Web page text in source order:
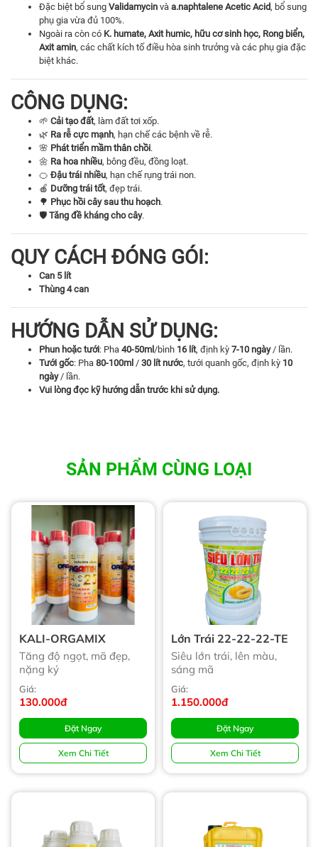
Đặc biệt bổ sung Validamycin và a.naphtalene Acetic Acid, bổ sung
phụ gia vừa đủ 100%.
Ngoài ra còn có K. humate, Axit humic, hữu cơ sinh học, Rong biển,
Axit amin, các chất kích tố điều hòa sinh trưởng và các phụ gia đặc
biệt khác.
CÔNG DỤNG:
🌱 Cải tạo đất, làm đất tơi xốp.
🌿 Ra rễ cực mạnh, hạn chế các bệnh về rễ.
🌸 Phát triển mầm thân chồi.
🌼 Ra hoa nhiều, bông đều, đồng loạt.
🍊 Đậu trái nhiều, hạn chế rụng trái non.
🍎 Dưỡng trái tốt, đẹp trái.
🌳 Phục hồi cây sau thu hoạch.
🛡️ Tăng đề kháng cho cây.
QUY CÁCH ĐÓNG GÓI:
Can 5 lít
Thùng 4 can
HƯỚNG DẪN SỬ DỤNG:
Phun hoặc tưới: Pha 40-50ml /bình 16 lít, định kỳ 7-10 ngày/ lần.
Tưới gốc: Pha 80-100ml / 30 lít nước, tưới quanh gốc, định kỳ 10
ngày/ lần.
Vui lòng đọc kỹ hướng dẫn trước khi sử dụng.
SẢN PHẨM CÙNG LOẠI
KALI-ORGAMIX
Tăng độ ngọt, mã đẹp,
nặng ký
Giá:
130.000đ
Đặt Ngay
Xem Chi Tiết
Lớn Trái 22-22-22-TE
Siêu lớn trái, lên màu,
sáng mã
Giá:
1.150.000đ
Đặt Ngay
Xem Chi Tiết